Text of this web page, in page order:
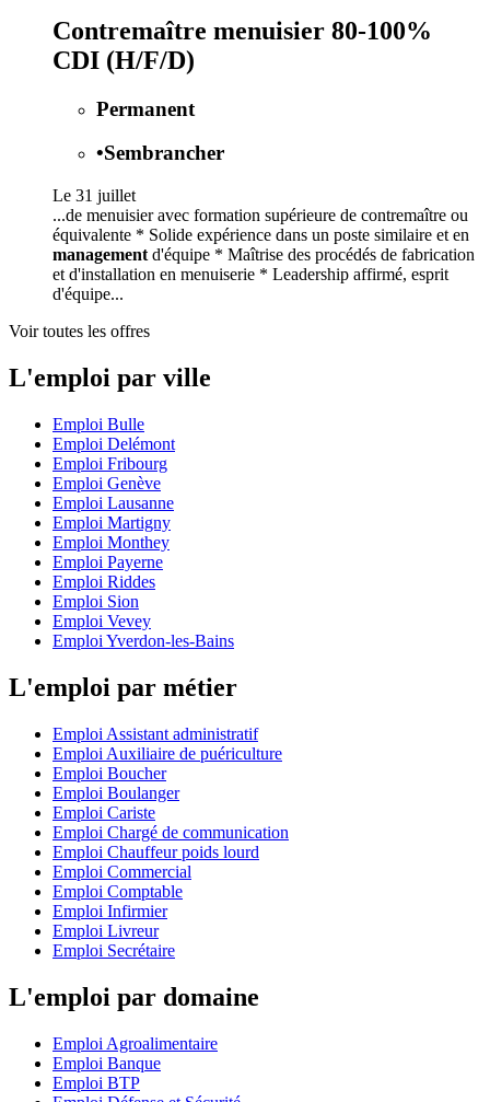
Contremaître menuisier 80-100%
CDI (H/F/D)
Permanent
•Sembrancher
Le 31 juillet
...de menuisier avec formation supérieure de contremaître ou
équivalente * Solide expérience dans un poste similaire et en
management d'équipe * Maîtrise des procédés de fabrication
et d'installation en menuiserie * Leadership affirmé, esprit
d'équipe...
Voir toutes les offres
L'emploi par ville
Emploi Bulle
Emploi Delémont
Emploi Fribourg
Emploi Genève
Emploi Lausanne
Emploi Martigny
Emploi Monthey
Emploi Payerne
Emploi Riddes
Emploi Sion
Emploi Vevey
Emploi Yverdon-les-Bains
L'emploi par métier
Emploi Assistant administratif
Emploi Auxiliaire de puériculture
Emploi Boucher
Emploi Boulanger
Emploi Cariste
Emploi Chargé de communication
Emploi Chauffeur poids lourd
Emploi Commercial
Emploi Comptable
Emploi Infirmier
Emploi Livreur
Emploi Secrétaire
L'emploi par domaine
Emploi Agroalimentaire
Emploi Banque
Emploi BTP